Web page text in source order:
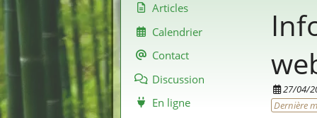
Articles
Calendrier
Contact
Discussion
En ligne
27/04/
Dernière